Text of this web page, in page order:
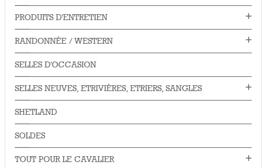
PRODUITS D'ENTRETIEN
RANDONNÉE / WESTERN
SELLES D'OCCASION
SELLES NEUVES, ETRIVIÈRES, ETRIERS, SANGLES
SHETLAND
SOLDES
TOUT POUR LE CAVALIER